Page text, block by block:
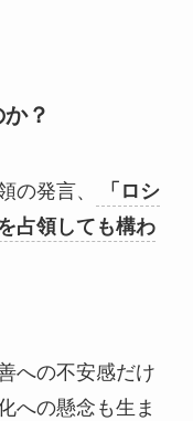
？
の発言、
「ロシ
占領しても構わ
への不安感だけ
への懸念も生ま